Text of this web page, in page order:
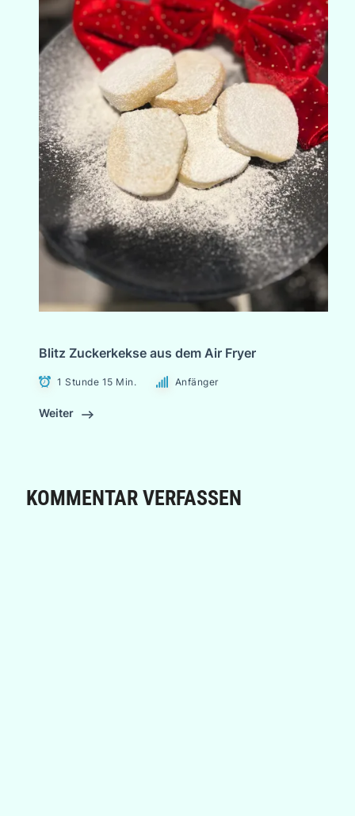
Blitz Zuckerkekse aus dem Air Fryer
1 Stunde 15 Min. Anfänger
Weiter
KOMMENTAR VERFASSEN